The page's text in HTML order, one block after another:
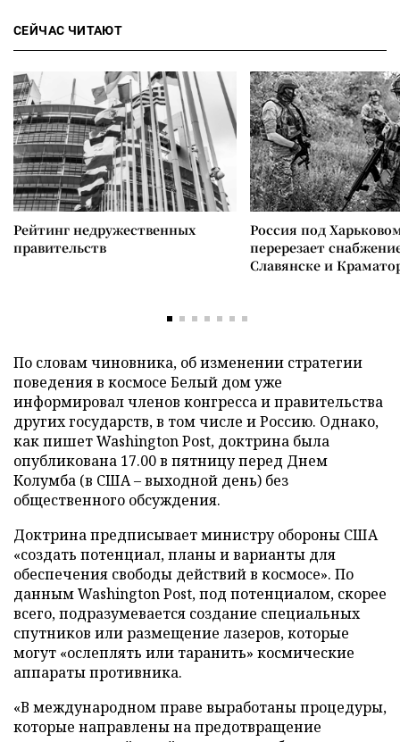
СЕЙЧАС ЧИТАЮТ
Рейтинг недружественных
правительств
Россия под
перерезает
Славянске и
По словам чиновника, об изменении стратегии
поведения в космосе Белый дом уже
информировал членов конгресса и правительства
других государств, в том числе и Россию. Однако,
как пишет Washington Post, доктрина была
опубликована 17.00 в пятницу перед Днем
Колумба (в США – выходной день) без
общественного обсуждения.
Доктрина предписывает министру обороны США
«создать потенциал, планы и варианты для
обеспечения свободы действий в космосе». По
данным Washington Post, под потенциалом, скорее
всего, подразумевается создание специальных
спутников или размещение лазеров, которые
могут «ослеплять или таранить» космические
аппараты противника.
«В международном праве выработаны процедуры,
которые направлены на предотвращение